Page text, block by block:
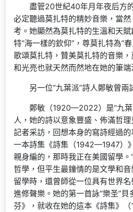
盡管20世紀40年月年夜后方
必定聽過莫扎特的精妙音樂，當
考。她顯然為莫扎特的生溫和天
特“海一樣的欽仰”，尊莫扎特為“
歌頌莫扎特，贊美莫扎特的音樂
和光亮也就天然而然地在她的筆端
另一位“九葉派”詩人鄭敏曾兩
鄭敏（1920—2022）是“九葉
人，她的詩以意象豐盛、佈滿哲
記者采訪，回想本身的寫詩經過
一本詩集《詩集（1942—1947）
親身編的，那時我正在美國留學
哲學，但平生最鐘情的是文學和
留學時，還曾師從一位具有世界
進修聲樂。她的第一首詠“樂圣”
芬》，就收在她的這本《詩集》